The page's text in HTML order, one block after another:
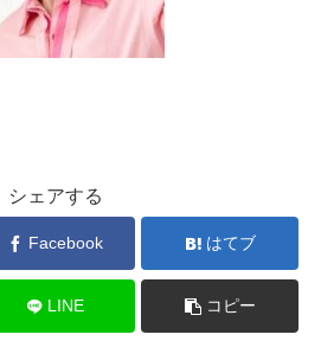
シェアする
Facebook はてブ
LINE コピー